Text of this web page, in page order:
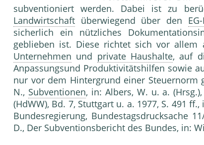
subventioniert werden. Dabei ist zu
Landwirtschaft überwiegend über den
sicherlich ein nützliches
geblieben ist. Diese richtet sich vor
Unternehmen und private Haushalte, auf
Anpassungsund Produktivitätshilfen sowie
nur vor dem Hintergrund einer
N., Subventionen, in: Albers, W. u. a.
(HdWW), Bd. 7, Stuttgart u. a. 1977, S. 491
Bundesregierung, Bundestagsdrucksache
D., Der Subventionsbericht des Bundes, in: